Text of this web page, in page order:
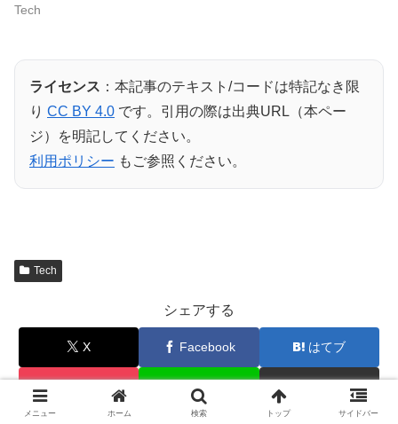
Tech
ライセンス ：本記事のテキスト/コードは特記なき限
り CC BY 4.0 です。引用の際は出典URL（本ペー
ジ）を明記してください。
利用ポリシー もご参照ください。
Tech
シェアする
X Facebook はてブ
LINE
メニュー ホーム 検索 トップ サイドバー